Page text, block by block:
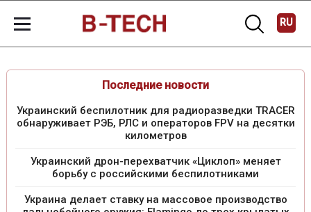
RU
Последние новости
Украинский беспилотник для радиоразведки TRACER
обнаруживает РЭБ, РЛС и операторов FPV на десятки
километров
Украинский дрон-перехватчик «Циклоп» меняет
борьбу с российскими беспилотниками
Украина делает ставку на массовое производство